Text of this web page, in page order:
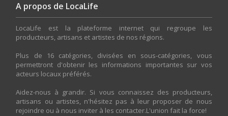
A propos de LocaLife
LocaLife est la plateforme internet qui regroupe les
producteurs, artisans et artistes de nos régions.
Plus de 16 catégories, divisées en sous-catégories, vous
permettront d'obtenir les informations importantes sur vos
acteurs locaux préférés.
Aidez-nous à grandir. Si vous connaissez des producteurs,
artisans ou artistes, n'hésitez pas à leur proposer de nous
rejoindre ou à nous inviter à les contacter.L'union fait la force!